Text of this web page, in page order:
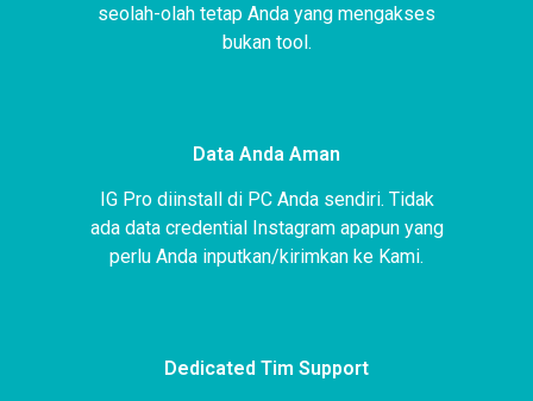
seolah-olah tetap Anda yang mengakses
bukan tool.
Data Anda Aman
IG Pro diinstall di PC Anda sendiri. Tidak
ada data credential Instagram apapun yang
perlu Anda inputkan/kirimkan ke Kami.
Dedicated Tim Support